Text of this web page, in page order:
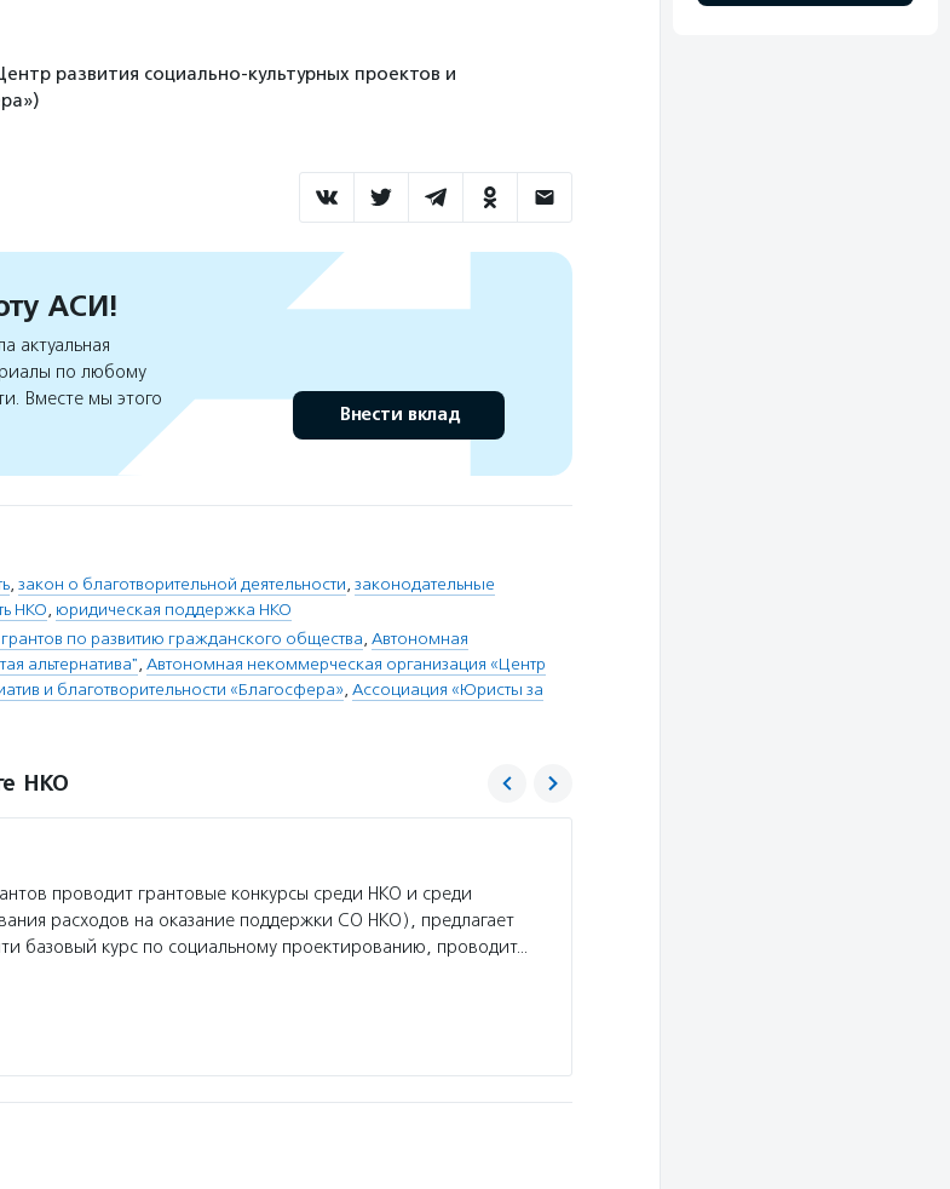
развития социально-культурных проектов и
АСИ!
актуальная
по любому
Вместе мы этого
Внести вклад
, закон о благотворительной деятельности, законодательные
НКО, юридическая поддержка НКО
по развитию гражданского общества, Автономная
альтернатива", Автономная некоммерческая организация «Центр
и благотворительности «Благосфера», Ассоциация «Юристы за
НКО
проводит грантовые конкурсы среди НКО и среди
расходов на оказание поддержки СО НКО), предлагает
базовый курс по социальному проектированию, проводит…